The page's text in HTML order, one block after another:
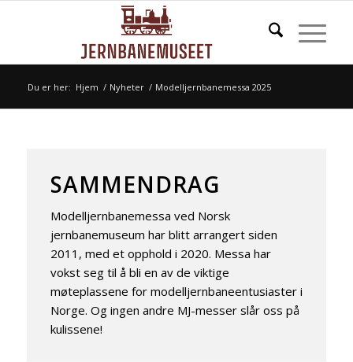
Du er her: Hjem / Nyheter / Modelljernbanemessa 2025
SAMMENDRAG
Modelljernbanemessa ved Norsk
jernbanemuseum har blitt arrangert siden
2011, med et opphold i 2020. Messa har
vokst seg til å bli en av de viktige
møteplassene for modelljernbaneentusiaster i
Norge. Og ingen andre MJ-messer slår oss på
kulissene!